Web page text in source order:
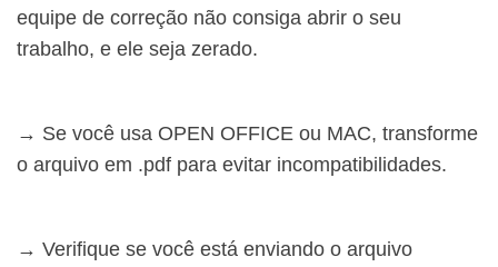
equipe de correção não consiga abrir o seu
trabalho, e ele seja zerado.
→ Se você usa OPEN OFFICE ou MAC, transforme
o arquivo em .pdf para evitar incompatibilidades.
→ Verifique se você está enviando o arquivo